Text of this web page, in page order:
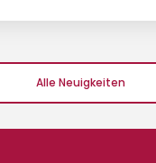
Alle Neuigkeiten